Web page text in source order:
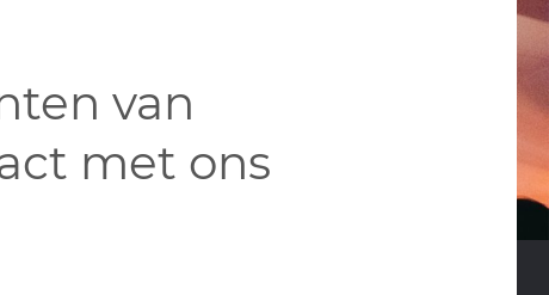
van
met ons